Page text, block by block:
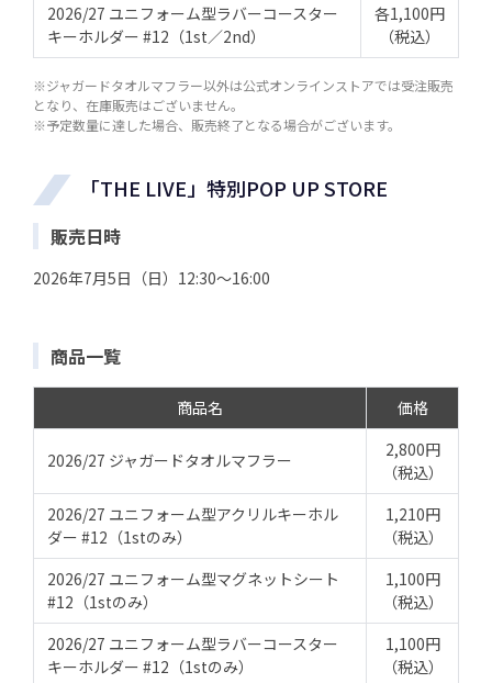
2026/27 ユニフォーム型ラバーコースター
キーホルダー #12（1st／2nd）
各1,100円
（税込）
※ジャガードタオルマフラー以外は公式オンラインストアでは受注販売
となり、在庫販売はございません。
※予定数量に達した場合、販売終了となる場合がございます。
「THE LIVE」特別POP UP STORE
販売日時
2026年7月5日（日）12:30～16:00
商品一覧
商品名 価格
2026/27 ジャガードタオルマフラー
2,800円
（税込）
2026/27 ユニフォーム型アクリルキーホル
ダー #12（1stのみ）
1,210円
（税込）
2026/27 ユニフォーム型マグネットシート
#12（1stのみ）
1,100円
（税込）
2026/27 ユニフォーム型ラバーコースター
キーホルダー #12（1stのみ）
1,100円
（税込）